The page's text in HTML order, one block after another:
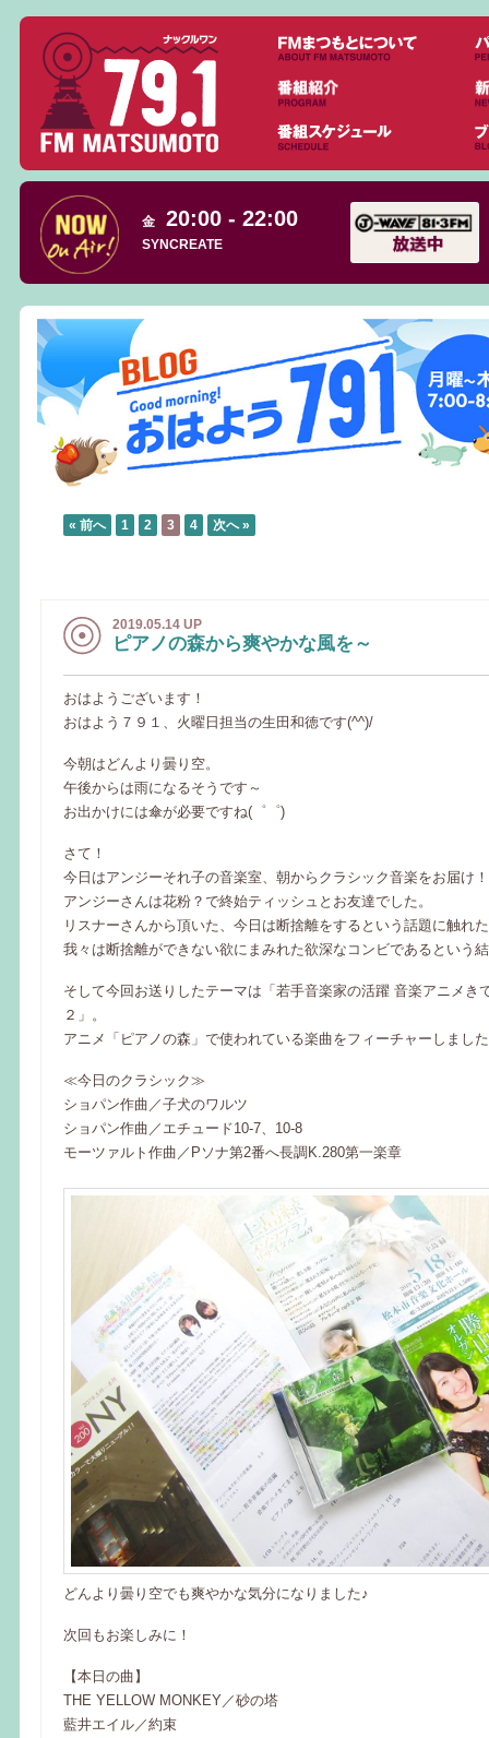
金 20:00 - 22:00
SYNCREATE
« 前へ 1 2 3 4 次へ »
2019.05.14 UP
ピアノの森から爽やかな風を～
おはようございます！
おはよう７９１、火曜日担当の生田和徳です(^^)/
今朝はどんより曇り空。
午後からは雨になるそうです～
お出かけには傘が必要ですね(゜゜)
さて！
今日はアンジーそれ子の音楽室、朝からクラシック音楽をお届け！
アンジーさんは花粉？で終始ティッシュとお友達でした。
リスナーさんから頂いた、今日は断捨離をするという話題に触れ
我々は断捨離ができない欲にまみれた欲深なコンビであるという
そして今回お送りしたテーマは「若手音楽家の活躍 音楽アニメき
２」。
アニメ「ピアノの森」で使われている楽曲をフィーチャーしまし
≪今日のクラシック≫
ショパン作曲／子犬のワルツ
ショパン作曲／エチュード10-7、10-8
モーツァルト作曲／Pソナ第2番へ長調K.280第一楽章
どんより曇り空でも爽やかな気分になりました♪
次回もお楽しみに！
【本日の曲】
THE YELLOW MONKEY／砂の塔
藍井エイル／約束